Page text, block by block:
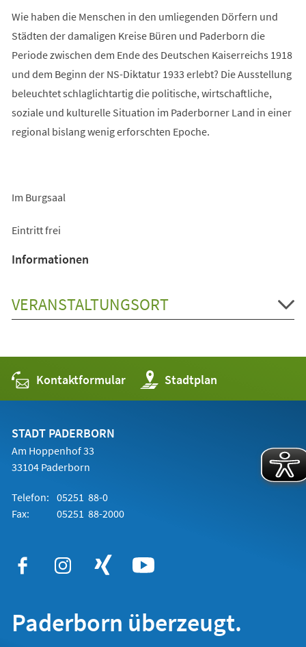
Wie haben die Menschen in den umliegenden Dörfern und
Städten der damaligen Kreise Büren und Paderborn die
Periode zwischen dem Ende des Deutschen Kaiserreichs 1918
und dem Beginn der NS-Diktatur 1933 erlebt? Die Ausstellung
beleuchtet schlaglichtartig die politische, wirtschaftliche,
soziale und kulturelle Situation im Paderborner Land in einer
regional bislang wenig erforschten Epoche.
Im Burgsaal
Eintritt frei
Informationen
VERANSTALTUNGSORT
Kontaktformular Stadtplan
(Öffnet
in
einem
STADT PADERBORN
Am Hoppenhof 33
33104 Paderborn
Telefon: 05251 88-0
Fax:
05251 88-2000
Paderborn überzeugt.